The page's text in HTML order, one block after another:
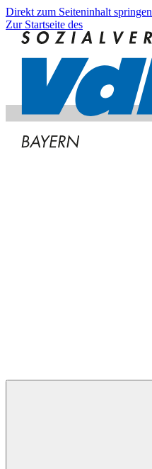
Direkt zum Seiteninhalt springen
Zur Startseite des